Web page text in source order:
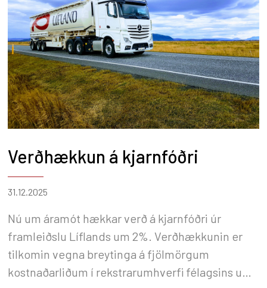
Verðhækkun á kjarnfóðri
31.12.2025
Nú um áramót hækkar verð á kjarnfóðri úr
framleiðslu Líflands um 2%. Verðhækkunin er
tilkomin vegna breytinga á fjölmörgum
kostnaðarliðum í rekstrarumhverfi félagsins um